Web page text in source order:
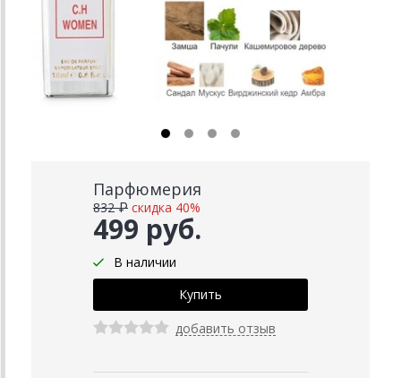
Парфюмерия
499 руб.
832 ₽ скидка 40%
В наличии
добавить отзыв